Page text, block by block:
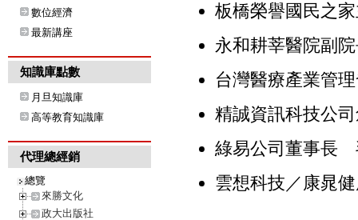
數位經濟
最新講座
知識庫點數
月旦知識庫
高等教育知識庫
代理總經銷
總覽
來勝文化
政大出版社
板橋榮譽國民之
永和耕莘醫院副
台灣醫療產業管
精誠資訊科技公
綠易公司董事長
雲想科技／康晁